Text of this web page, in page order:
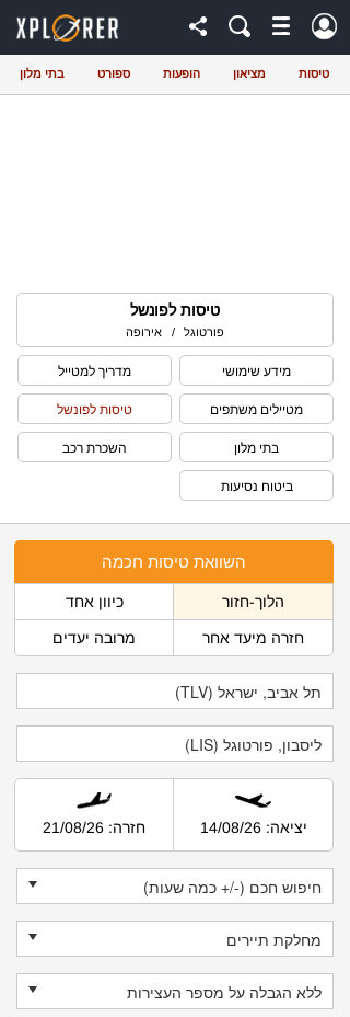
טיסות מציאון הופעות ספורט בתי מלון
טיסות לפונשל
פורטוגל / אירופה
מידע שימושי מדריך למטייל
מטיילים משתפים טיסות לפונשל
בתי מלון השכרת רכב
ביטוח נסיעות
השוואת טיסות חכמה
הלוך-חזור כיוון אחד
חזרה מיעד אחר מרובה יעדים
יציאה: 14/08/26 חזרה: 21/08/26